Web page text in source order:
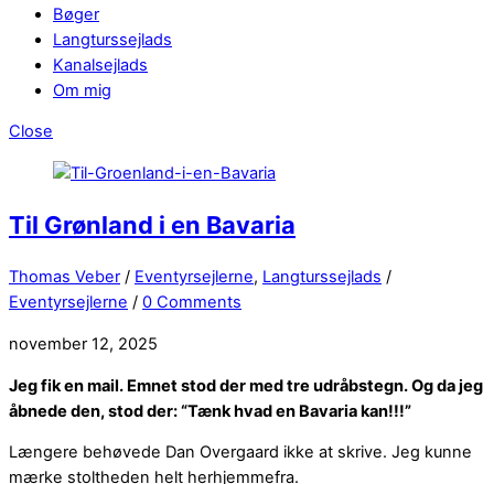
Bøger
Langturssejlads
Kanalsejlads
Om mig
Close
Til Grønland i en Bavaria
Thomas Veber / Eventyrsejlerne, Langturssejlads /
Eventyrsejlerne / 0 Comments
november 12, 2025
Jeg fik en mail. Emnet stod der med tre udråbstegn. Og da jeg
åbnede den, stod der: “Tænk hvad en Bavaria kan!!!”
Længere behøvede Dan Overgaard ikke at skrive. Jeg kunne
mærke stoltheden helt herhjemmefra.